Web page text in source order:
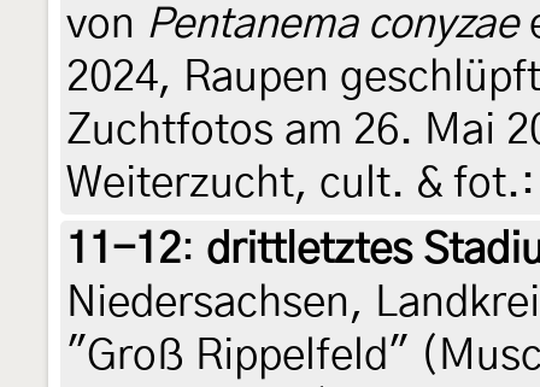
von Pentanema conyzae
2024, Raupen
Zuchtfotos am 26. Mai
Weiterzucht, cult. &
11-12: drittletztes
Niedersachsen,
"Groß Rippelfeld"